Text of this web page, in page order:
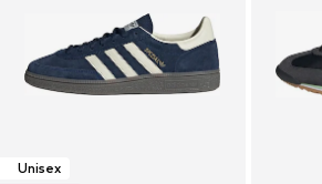
Unisex